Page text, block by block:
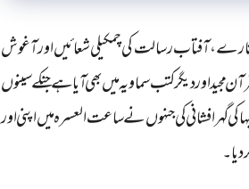
آفتاب رسالت کی چمکیلی شعائیں اور آغوش
مجید اور دیگر کتب سماویہ میں بھی آیا ہے جنکے سینوں
گہر افشانی کی جنہوں نے ساعت العسرہ میں اپنی اور